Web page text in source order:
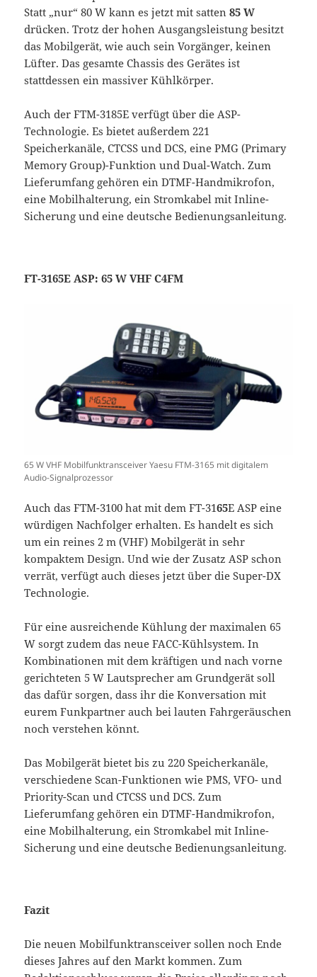
Statt „nur“ 80 W kann es jetzt mit satten85 W
drücken. Trotz der hohen Ausgangsleistung besitzt
das Mobilgerät, wie auch sein Vorgänger, keinen
Lüfter. Das gesamte Chassis des Gerätes ist
stattdessen ein massiver Kühlkörper.
Auch der FTM-3185E verfügt über die ASP-
Technologie. Es bietet außerdem 221
Speicherkanäle, CTCSS und DCS, eine PMG (Primary
Memory Group)-Funktion und Dual-Watch. Zum
Lieferumfang gehören ein DTMF-Handmikrofon,
eine Mobilhalterung, ein Stromkabel mit Inline-
Sicherung und eine deutsche Bedienungsanleitung.
FT-3165E ASP: 65 W VHF C4FM
65 W VHF Mobilfunktransceiver Yaesu FTM-3165 mit digitalem
Audio-Signalprozessor
Auch das FTM-3100 hat mit dem FT-3165E ASP eine
würdigen Nachfolger erhalten. Es handelt es sich
um ein reines 2 m (VHF) Mobilgerät in sehr
kompaktem Design. Und wie der Zusatz ASP schon
verrät, verfügt auch dieses jetzt über die Super-DX
Technologie.
Für eine ausreichende Kühlung der maximalen 65
W sorgt zudem das neue FACC-Kühlsystem. In
Kombinationen mit dem kräftigen und nach vorne
gerichteten 5 W Lautsprecher am Grundgerät soll
das dafür sorgen, dass ihr die Konversation mit
eurem Funkpartner auch bei lauten Fahrgeräuschen
noch verstehen könnt.
Das Mobilgerät bietet bis zu 220 Speicherkanäle,
verschiedene Scan-Funktionen wie PMS, VFO- und
Priority-Scan und CTCSS und DCS. Zum
Lieferumfang gehören ein DTMF-Handmikrofon,
eine Mobilhalterung, ein Stromkabel mit Inline-
Sicherung und eine deutsche Bedienungsanleitung.
Fazit
Die neuen Mobilfunktransceiver sollen noch Ende
dieses Jahres auf den Markt kommen. Zum